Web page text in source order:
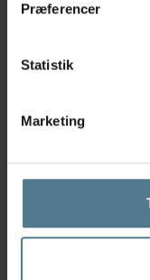
Præferencer
Statistik
Marketing
Skødstrup,
klinikken.
Bus 100 fra